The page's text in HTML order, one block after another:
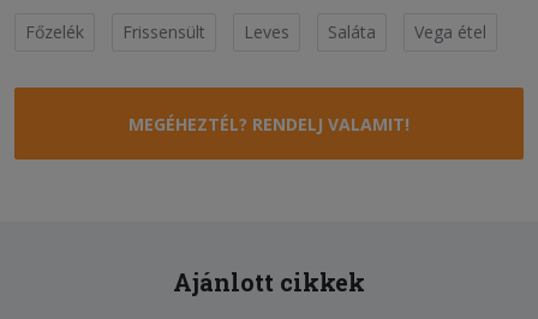
Főzelék
Frissensült Leves Saláta Vega étel
MEGÉHEZTÉL? RENDELJ VALAMIT!
Ajánlott cikkek